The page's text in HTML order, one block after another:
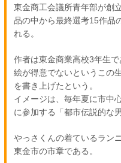
東金商工会議所青年部が創
品の中から最終選考15作品
れる。
作者は東金商業高校3年生で
絵が得意でないというこの
を書き上げたという。
イメージは、毎年夏に市中
に参加する「都市伝説的な
やっさくんの着ているラン
東金市の市章である。